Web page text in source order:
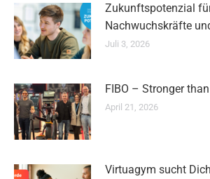
Zukunftspotenzial
Nachwuchskräfte
Juli 3, 2026
FIBO – Stronger
April 21, 2026
Virtuagym sucht